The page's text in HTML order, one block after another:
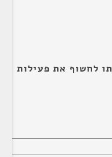
לחשוף את פעילות